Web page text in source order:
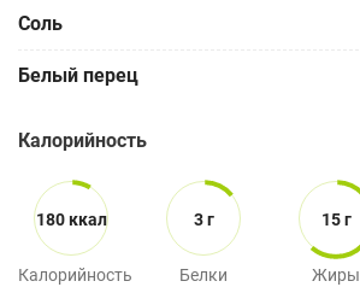
Соль
Белый перец
Калорийность
180 ккал
Калорийность
3 г
Белки
15 г
Жиры